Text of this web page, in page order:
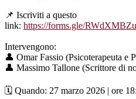
📌 Iscriviti a questo
link: https://forms.gle/
Intervengono:
👤 Omar Fassio (Psicoterapeuta e
👤 Massimo Tallone (Scrittore di
🗓 Quando: 27 marzo 2026 | ore